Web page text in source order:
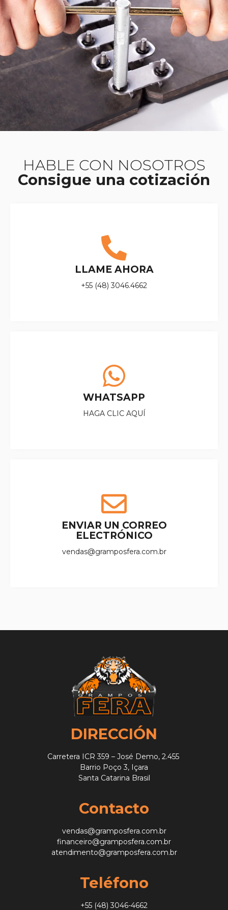
HABLE CON NOSOTROS
Consigue una cotización
LLAME AHORA
+55 (48) 3046.4662
WHATSAPP
HAGA CLIC AQUÍ
ENVIAR UN CORREO
ELECTRÓNICO
vendas@gramposfera.com.br
DIRECCIÓN
Carretera ICR 359 – José Demo, 2.455
Barrio Poço 3, Içara
Santa Catarina Brasil
Contacto
vendas@gramposfera.com.br
financeiro@gramposfera.com.br
atendimento@gramposfera.com.br
Teléfono
+55 (48) 3046-4662